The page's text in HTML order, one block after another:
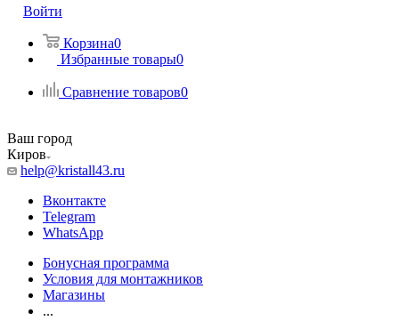
Войти
Корзина0
Избранные товары0
Сравнение товаров0
Ваш город
Киров
help@kristall43.ru
Вконтакте
Telegram
WhatsApp
Бонусная программа
Условия для монтажников
Магазины
...